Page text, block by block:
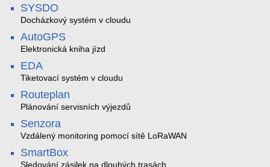
SYSDO
Docházkový systém v cloudu
AutoGPS
Elektronická kniha jízd
EDA
Tiketovací systém v cloudu
Routeplan
Plánování servisních výjezdů
Senzora
Vzdálený monitoring pomocí sítě LoRaWAN
SmartBox
Sledování zásilek na dlouhých trasách